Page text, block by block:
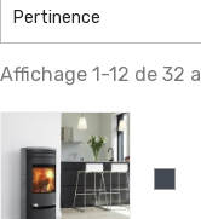
Pertinence
Affichage 1-12 de 32